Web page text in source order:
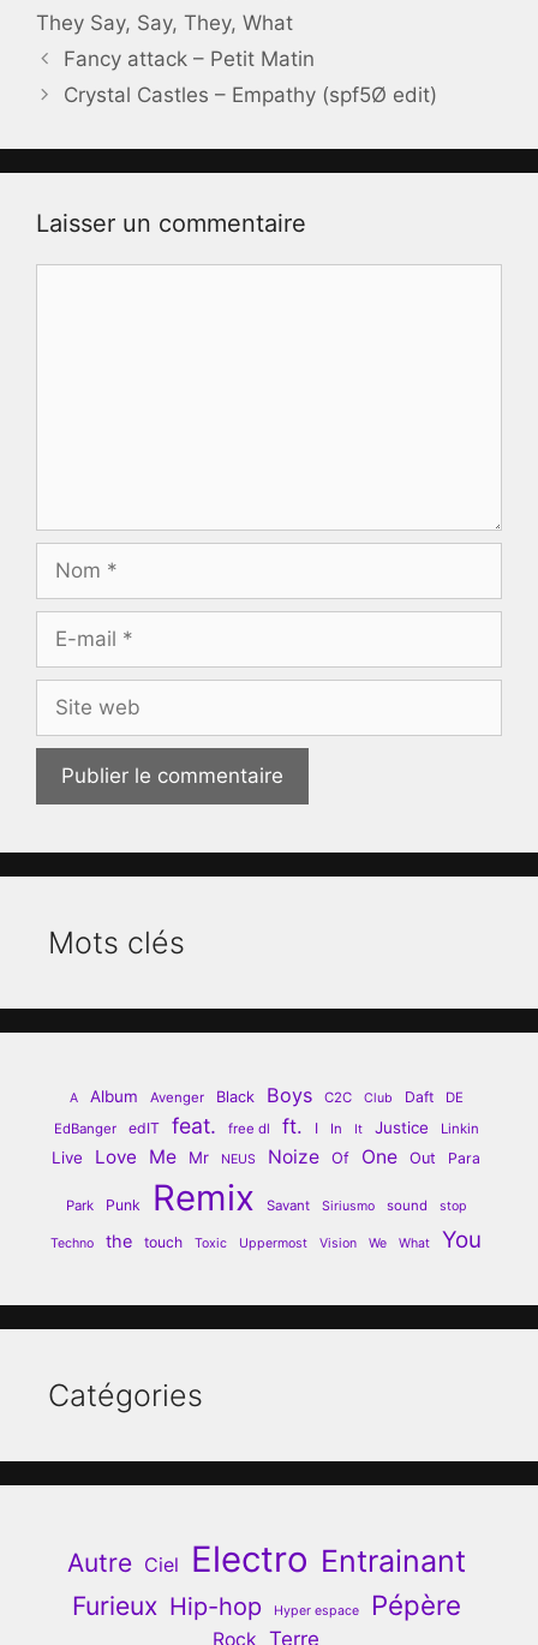
They Say, Say, They, What
Fancy attack – Petit Matin
Crystal Castles – Empathy (spf5Ø edit)
Laisser un commentaire
mail
web
Mots clés
A Album Avenger Black Boys C2C Club Daft
DE
EdBanger
edIT feat. free dl ft. I In It Justice Linkin
Live Love Me Mr NEUS Noize Of One Out Para
Park Punk Remix Savant Siriusmo sound stop
Techno the touch Toxic Uppermost Vision We What You
Catégories
Autre Ciel Electro Entrainant
Furieux Hip-hop Hyper espace Pépère
Rock Terre